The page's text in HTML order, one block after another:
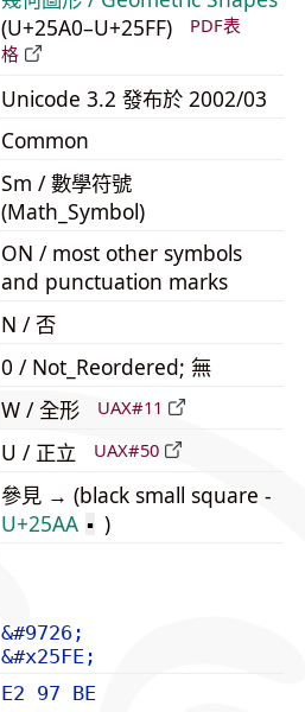
(U+25A0–U+25FF)
PDF表
格
Unicode 3.2 發布於 2002/03
Common
Sm / 數學符號
(Math_Symbol)
ON / most other symbols
and punctuation marks
N / 否
0 / Not_Reordered; 無
W / 全形 UAX#11
U / 正立 UAX#50
參見 → (black small square -
U+25AA ▪ )
&#9726;
&#x25FE;
E2 97 BE